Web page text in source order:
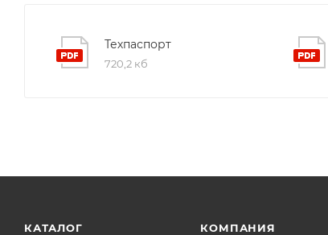
Техпаспорт
720,2 кб
КАТАЛОГ КОМПАНИЯ